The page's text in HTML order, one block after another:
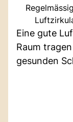
Eine gute
Raum
gesunden